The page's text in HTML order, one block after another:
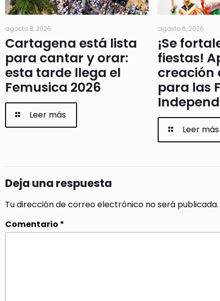
agosto 8, 2026
Cartagena está lista
para cantar y orar:
esta tarde llega el
Femusica 2026
Leer más
agosto 6, 2026
¡Se
fiestas!
creación
para las
Leer más
Deja una respuesta
Tu dirección de correo electrónico no será publicada.
Comentario *